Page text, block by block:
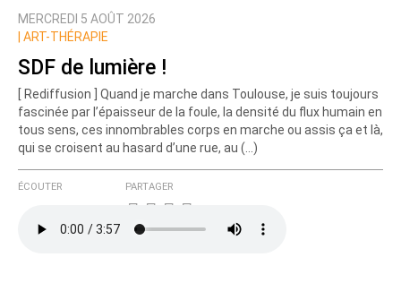
MERCREDI 5 AOÛT 2026
ART-THÉRAPIE
SDF de lumière !
[ Rediffusion ] Quand je marche dans Toulouse, je suis toujours
fascinée par l’épaisseur de la foule, la densité du flux humain en
tous sens, ces innombrables corps en marche ou assis ça et là,
qui se croisent au hasard d’une rue, au (…)
ÉCOUTER PARTAGER